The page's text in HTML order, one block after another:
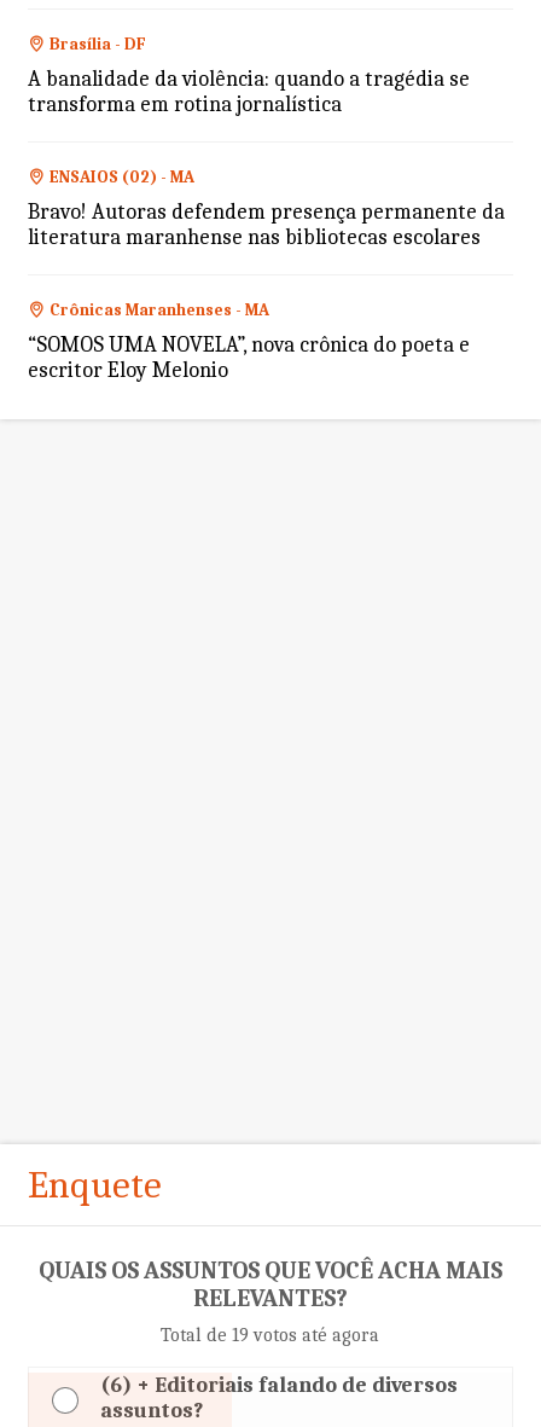
Brasília - DF
A banalidade da violência: quando a tragédia se
transforma em rotina jornalística
ENSAIOS (02) - MA
Bravo! Autoras defendem presença permanente da
literatura maranhense nas bibliotecas escolares
Crônicas Maranhenses - MA
“SOMOS UMA NOVELA”, nova crônica do poeta e
escritor Eloy Melonio
Enquete
QUAIS OS ASSUNTOS QUE VOCÊ ACHA MAIS
RELEVANTES?
Total de 19 votos até agora
(6) + Editoriais falando de diversos
assuntos?